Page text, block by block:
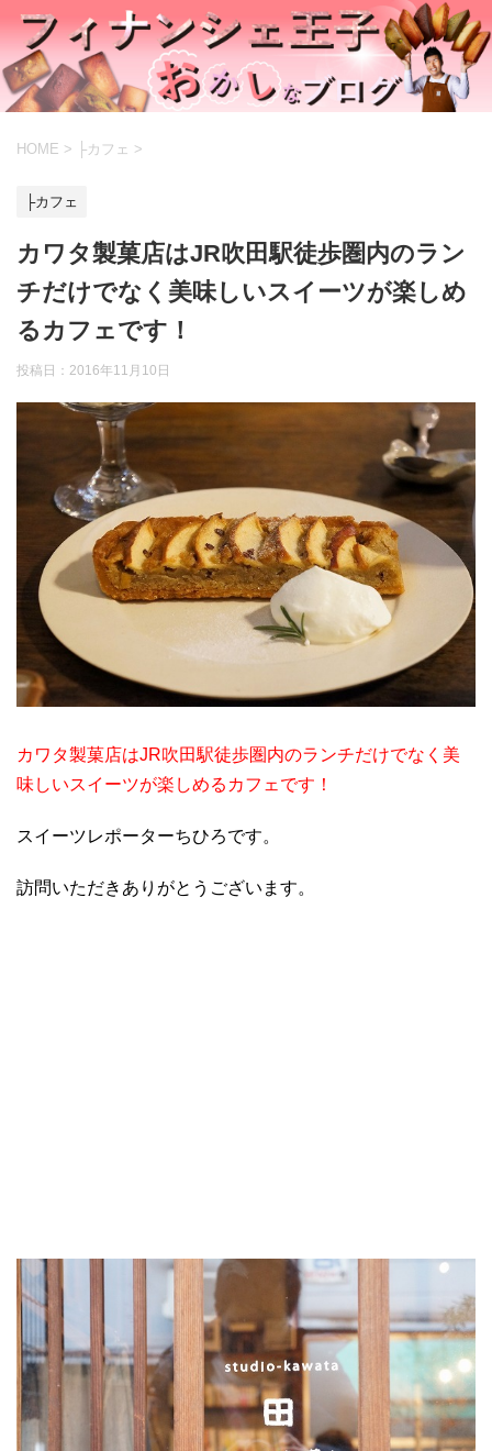
HOME > ├カフェ >
├カフェ
カワタ製菓店はJR吹田駅徒歩圏内のラン
チだけでなく美味しいスイーツが楽しめ
るカフェです！
投稿日： 2016年11月10日
カワタ製菓店はJR吹田駅徒歩圏内のランチだけでなく美
味しいスイーツが楽しめるカフェです！
スイーツレポーターちひろです。
訪問いただきありがとうございます。